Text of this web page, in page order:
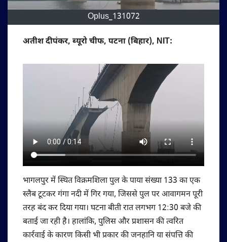
Oplus_131072
अतीश दीपंकर, ब्यूरो चीफ, पटना (बिहार), NIT:
भागलपुर में स्थित विक्रमशिला पुल के पाया संख्या 133 का एक
स्लैब टूटकर गंगा नदी में गिर गया, जिससे पुल पर आवागमन पूरी
तरह बंद कर दिया गया। घटना बीती रात लगभग 12:30 बजे की
बताई जा रही है। हालांकि, पुलिस और प्रशासन की त्वरित
कार्रवाई के कारण किसी भी प्रकार की जनहानि या संपत्ति की